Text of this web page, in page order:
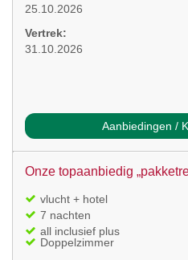
25.10.2026
Vertrek:
31.10.2026
Aanbiedingen /
Onze topaanbiedig
vlucht + hotel
7 nachten
all inclusief plus
Doppelzimmer